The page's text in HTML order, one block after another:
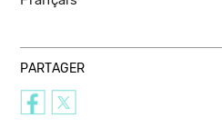
PARTAGER